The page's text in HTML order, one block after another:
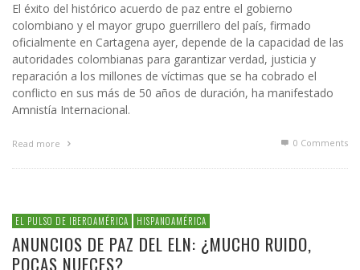
El éxito del histórico acuerdo de paz entre el gobierno
colombiano y el mayor grupo guerrillero del país, firmado
oficialmente en Cartagena ayer, depende de la capacidad de las
autoridades colombianas para garantizar verdad, justicia y
reparación a los millones de víctimas que se ha cobrado el
conflicto en sus más de 50 años de duración, ha manifestado
Amnistía Internacional.
Read more 0 Comments
EL PULSO DE IBEROAMÉRICA HISPANOAMÉRICA
ANUNCIOS DE PAZ DEL ELN: ¿MUCHO RUIDO,
POCAS NUECES?